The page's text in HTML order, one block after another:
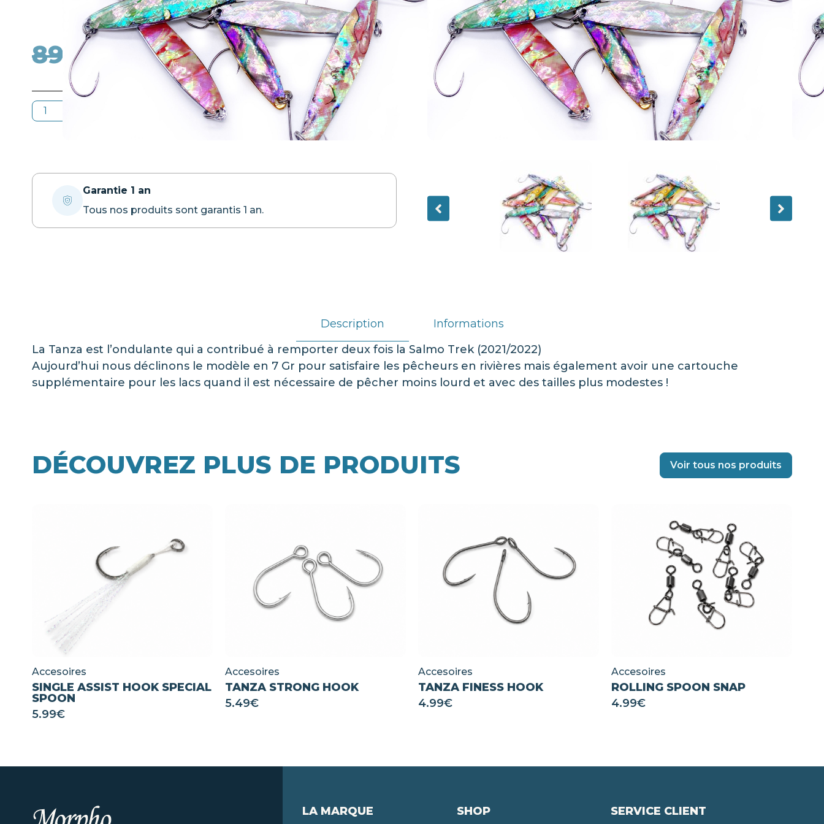
89.90 75.00€
Garantie 1 an
Tous nos produits sont garantis 1 an.
Description
Informations
La Tanza est l’ondulante qui a contribué à remporter deux fois la Salmo Trek (2021/2022)
Aujourd’hui nous déclinons le modèle en 7 Gr pour satisfaire les pêcheurs en rivières mais également avoir une cartouche
supplémentaire pour les lacs quand il est nécessaire de pêcher moins lourd et avec des tailles plus modestes !
DÉCOUVREZ PLUS DE PRODUITS Voir tous nos produits
Accesoires
SINGLE ASSIST HOOK SPECIAL
SPOON
5.99€
Accesoires
TANZA STRONG HOOK
5.49€
Accesoires
TANZA FINESS HOOK
4.99€
Accesoires
ROLLING SPOON SNAP
4.99€
LA MARQUE SHOP SERVICE CLIENT